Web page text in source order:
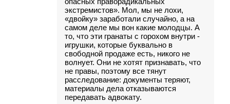
экстремистов». Мол, мы не лохи,
«двойку» заработали случайно, а на
самом деле мы вон какие молодцы. А
то, что эти гранаты с горохом внутри -
игрушки, которые буквально в
свободной продаже есть, никого не
волнует. Они не хотят признавать, что
не правы, поэтому все тянут
расследование: документы теряют,
материалы дела отказываются
передавать адвокату.